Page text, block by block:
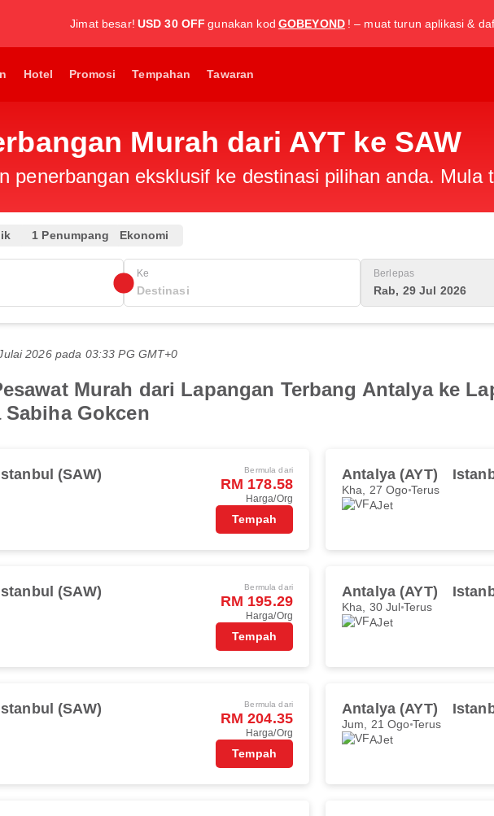
Jimat besar! USD 30 OFF gunakan kod GOBEYOND ! – muat turun aplikasi &
Hotel Promosi Tempahan Tawaran
Murah dari AYT ke SAW
penerbangan eksklusif ke destinasi pilihan anda. Mula
1 Penumpang Ekonomi
Ke Berlepas
Rab, 29 Jul 2026
2026 pada 03:33 PG GMT+0
Murah dari Lapangan Terbang Antalya ke
Gokcen
(SAW) Bermula dari
RM 178.58
Harga/Org
Tempah
Antalya (AYT)
Kha, 27 Ogo Terus
AJet
(SAW) Bermula dari
RM 195.29
Harga/Org
Tempah
Antalya (AYT)
Kha, 30 Jul Terus
AJet
(SAW) Bermula dari
RM 204.35
Harga/Org
Tempah
Antalya (AYT)
Jum, 21 Ogo Terus
AJet